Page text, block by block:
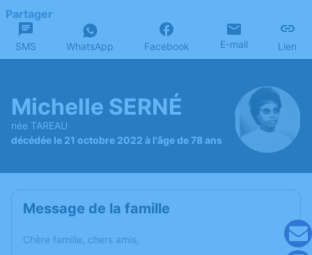
Partager
SMS WhatsApp Facebook E-mail Lien
Michelle SERNÉ
née TAREAU
décédée le 21 octobre 2022 à l'âge de 78 ans
Message de la famille
Chère famille, chers amis,